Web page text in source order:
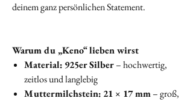
deinem ganz persönlichen Statement.
Warum du „Keno“ lieben wirst
Material: 925er Silber– hochwertig,
zeitlos und langlebig
Muttermilchstein: 21 × 17 mm– groß,